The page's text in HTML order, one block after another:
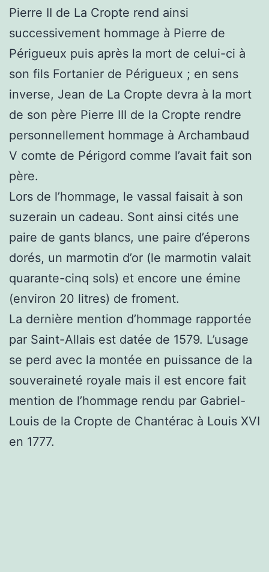
Pierre II de La Cropte rend ainsi
successivement hommage à Pierre de
Périgueux puis après la mort de celui-ci à
son fils Fortanier de Périgueux ; en sens
inverse, Jean de La Cropte devra à la mort
de son père Pierre III de la Cropte rendre
personnellement hommage à Archambaud
V comte de Périgord comme l’avait fait son
père.
Lors de l’hommage, le vassal faisait à son
suzerain un cadeau. Sont ainsi cités une
paire de gants blancs, une paire d’éperons
dorés, un marmotin d’or (le marmotin valait
quarante-cinq sols) et encore une émine
(environ 20 litres) de froment.
La dernière mention d’hommage rapportée
par Saint-Allais est datée de 1579. L’usage
se perd avec la montée en puissance de la
souveraineté royale mais il est encore fait
mention de l’hommage rendu par Gabriel-
Louis de la Cropte de Chantérac à Louis XVI
en 1777.